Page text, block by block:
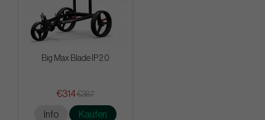
Big Max Blade IP 2.0
€314€387
Info Kaufen